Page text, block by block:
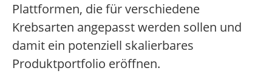
Plattformen, die für verschiedene
Krebsarten angepasst werden sollen und
damit ein potenziell skalierbares
Produktportfolio eröffnen.